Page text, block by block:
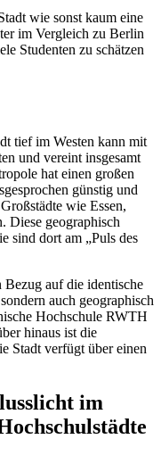
wie sonst kaum eine
im Vergleich zu Berlin
Studenten zu schätzen
tief im Westen kann mit
und vereint insgesamt
hat einen großen
günstig und
wie Essen,
Diese geographisch
sind dort am „Puls des
auf die identische
auch geographisch
Hochschule RWTH
hinaus ist die
Stadt verfügt über einen
im